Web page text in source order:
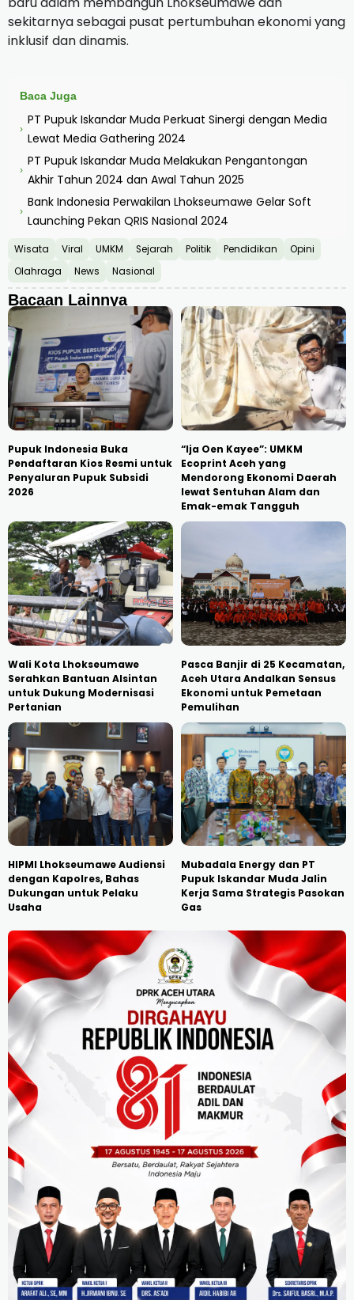
sekitarnya sebagai pusat pertumbuhan ekonomi yang
inklusif dan dinamis.
Baca Juga
›
PT Pupuk Iskandar Muda Perkuat Sinergi dengan Media
Lewat Media Gathering 2024
›
PT Pupuk Iskandar Muda Melakukan Pengantongan
Akhir Tahun 2024 dan Awal Tahun 2025
›
Bank Indonesia Perwakilan Lhokseumawe Gelar Soft
Launching Pekan QRIS Nasional 2024
Wisata Viral UMKM Sejarah Politik Pendidikan
Opini
Olahraga
News Nasional
Bacaan Lainnya
Pupuk Indonesia Buka
Pendaftaran Kios Resmi untuk
Penyaluran Pupuk Subsidi
2026
“Ija Oen Kayee”: UMKM
Ecoprint Aceh yang
Mendorong Ekonomi Daerah
lewat Sentuhan Alam dan
Emak-emak Tangguh
Wali Kota Lhokseumawe
Serahkan Bantuan Alsintan
untuk Dukung Modernisasi
Pertanian
Pasca Banjir di 25 Kecamatan,
Aceh Utara Andalkan Sensus
Ekonomi untuk Pemetaan
Pemulihan
HIPMI Lhokseumawe Audiensi
dengan Kapolres, Bahas
Dukungan untuk Pelaku
Usaha
Mubadala Energy dan PT
Pupuk Iskandar Muda Jalin
Kerja Sama Strategis Pasokan
Gas